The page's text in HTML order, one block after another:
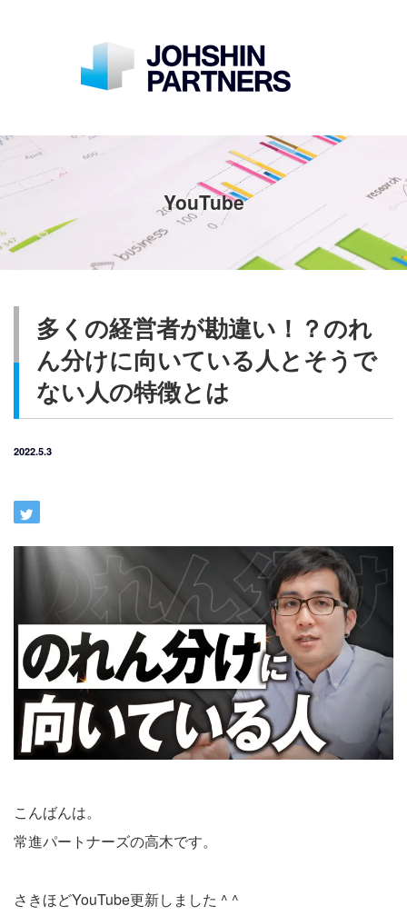
YouTube
多くの経営者が勘違い！？のれ
ん分けに向いている人とそうで
ない人の特徴とは
2022.5.3
こんばんは。
常進パートナーズの高木です。
さきほどYouTube更新しました ^ ^